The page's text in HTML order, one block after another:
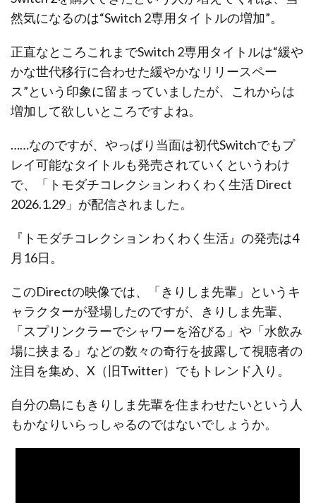
然気になるのは“Switch 2専用タイトルの増加”。
正直なところこれまでSwitch 2専用タイトルは“緩や
かな世代移行に合わせた緩やかなリリースペー
ス”という印象に留まっていましたが、これからは
増加して欲しいところですよね。
……なのですが、やっぱり当面は初代Switchでもプ
レイ可能なタイトルも発売されていくというわけ
で、「トモダチコレクション わくわく生活 Direct
2026.1.29」が配信されました。
『トモダチコレクション わくわく生活』の発売は4
月16日。
このDirectの映像では、「きりしま先輩」というキ
ャラクターが登場したのですが、きりしま先輩、
「スプリンクラーでシャワーを浴びる」や「水飲み
場に挟まる」などの数々の奇行を披露して視聴者の
注目を集め、X（旧Twitter）でもトレンド入り。
自分の島にもきりしま先輩を住まわせたいという人
もかなりいらっしゃるのではないでしょうか。